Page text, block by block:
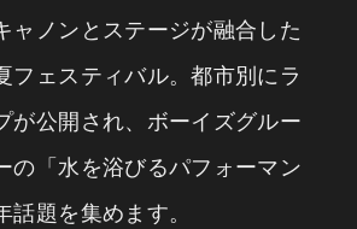
ャノンとステージが融合した
フェスティバル。都市別にラ
が公開され、ボーイズグルー
の「水を浴びるパフォーマン
話題を集めます。